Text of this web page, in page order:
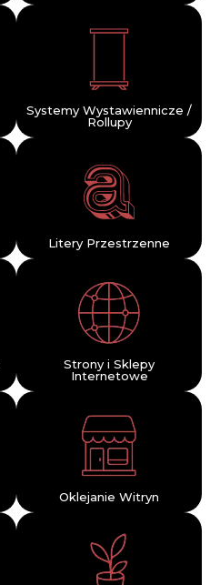
Systemy Wystawiennicze /
Rollupy
Litery Przestrzenne
Strony i Sklepy
Internetowe
Oklejanie Witryn